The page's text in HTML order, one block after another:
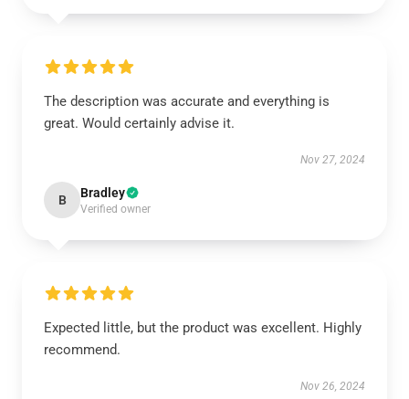
The description was accurate and everything is
great. Would certainly advise it.
Nov 27, 2024
B Bradley
Verified owner
Expected little, but the product was excellent. Highly
recommend.
Nov 26, 2024